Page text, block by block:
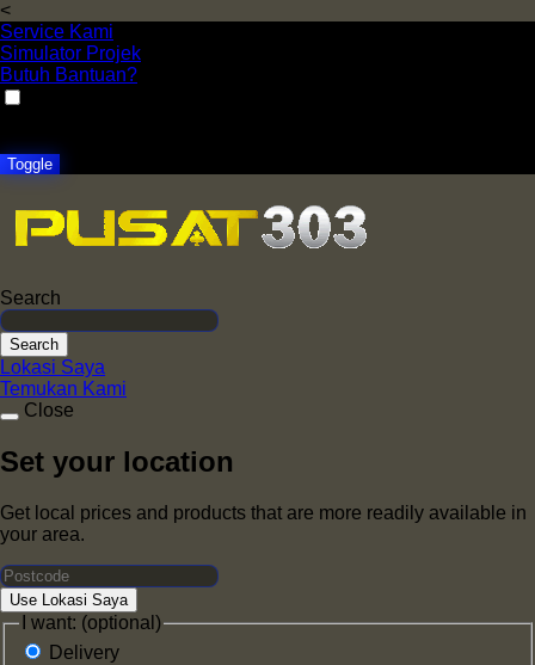
<
Service Kami
Simulator Projek
Butuh Bantuan?
Toggle
Search
Search
Lokasi Saya
Temukan Kami
Close
Set your location
Get local prices and products that are more readily available in
your area.
Use Lokasi Saya
I want: (optional)
Delivery